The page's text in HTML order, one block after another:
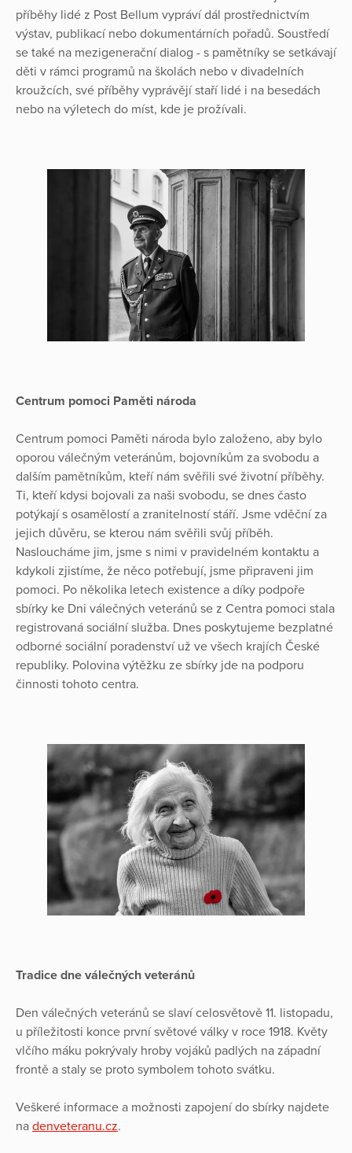
příběhy lidé z Post Bellum vypráví dál prostřednictvím
výstav, publikací nebo dokumentárních pořadů. Soustředí
se také na mezigenerační dialog - s pamětníky se setkávají
děti v rámci programů na školách nebo v divadelních
kroužcích, své příběhy vyprávějí staří lidé i na besedách
nebo na výletech do míst, kde je prožívali.
Centrum pomoci Paměti národa
Centrum pomoci Paměti národa bylo založeno, aby bylo
oporou válečným veteránům, bojovníkům za svobodu a
dalším pamětníkům, kteří nám svěřili své životní příběhy.
Ti, kteří kdysi bojovali za naši svobodu, se dnes často
potýkají s osamělostí a zranitelností stáří. Jsme vděční za
jejich důvěru, se kterou nám svěřili svůj příběh.
Nasloucháme jim, jsme s nimi v pravidelném kontaktu a
kdykoli zjistíme, že něco potřebují, jsme připraveni jim
pomoci. Po několika letech existence a díky podpoře
sbírky ke Dni válečných veteránů se z Centra pomoci stala
registrovaná sociální služba. Dnes poskytujeme bezplatné
odborné sociální poradenství už ve všech krajích České
republiky. Polovina výtěžku ze sbírky jde na podporu
činnosti tohoto centra.
Tradice dne válečných veteránů
Den válečných veteránů se slaví celosvětově 11. listopadu,
u příležitosti konce první světové války v roce 1918. Květy
vlčího máku pokrývaly hroby vojáků padlých na západní
frontě a staly se proto symbolem tohoto svátku.
Veškeré informace a možnosti zapojení do sbírky najdete
na denveteranu.cz.